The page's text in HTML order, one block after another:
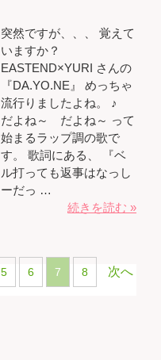
突然ですが、、、 覚えて
いますか？
EASTEND×YURI さんの
『DA.YO.NE』 めっちゃ
流行りましたよね。 ♪
だよね～ だよね～ って
始まるラップ調の歌で
す。 歌詞にある、 『ベ
ル打っても返事はなっし
ーだっ …
続きを読む »
5 6 7 8
次へ